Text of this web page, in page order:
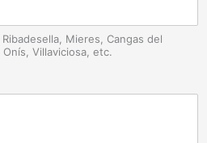
Mieres, Cangas del
Villaviciosa, etc.